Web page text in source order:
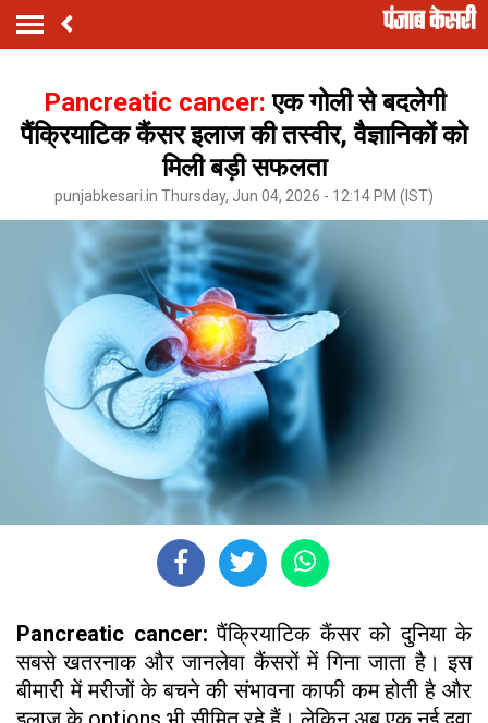
Pancreatic cancer:एक गोली से बदलेगी
पैंक्रियाटिक कैंसर इलाज की तस्वीर, वैज्ञानिकों को
मिली बड़ी सफलता
punjabkesari.in Thursday, Jun 04, 2026 - 12:14 PM (IST)
Pancreatic cancer:पैंक्रियाटिक कैंसर को दुनिया के
सबसे खतरनाक और जानलेवा कैंसरों में गिना जाता है। इस
बीमारी में मरीजों के बचने की संभावना काफी कम होती है और